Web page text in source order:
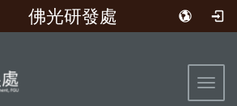
佛光研發處